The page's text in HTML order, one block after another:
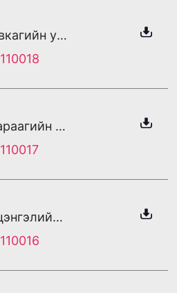
Та Даавкагийн утсанд холбогдлоо
110018
Та Базараагийн утсанд холбогдлоо
110017
Та Батцэнгэлийн утсанд холбогдлоо
110016